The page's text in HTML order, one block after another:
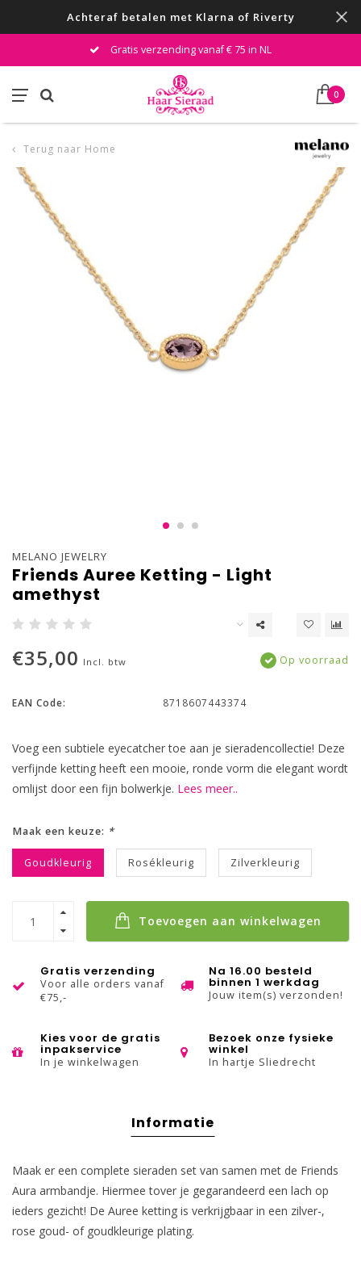
Achteraf betalen met Klarna of Riverty
Gratis verzending vanaf € 75 in NL
0
Terug naar Home
MELANO JEWELRY
Friends Auree Ketting - Light
amethyst
€35,00 Incl. btw Op voorraad
EAN Code: 8718607443374
Voeg een subtiele eyecatcher toe aan je sieradencollectie! Deze
verfijnde ketting heeft een mooie, ronde vorm die elegant wordt
omlijst door een fijn bolwerkje. Lees meer..
Maak een keuze: *
Goudkleurig Rosékleurig Zilverkleurig
Toevoegen aan winkelwagen
Gratis verzending
Voor alle orders vanaf
€75,-
Na 16.00 besteld
binnen 1 werkdag
Jouw item(s) verzonden!
Kies voor de gratis
inpakservice
In je winkelwagen
Bezoek onze fysieke
winkel
In hartje Sliedrecht
Informatie
Maak er een complete sieraden set van samen met de Friends
Aura armbandje. Hiermee tover je gegarandeerd een lach op
ieders gezicht! De Auree ketting is verkrijgbaar in een zilver-,
rose goud- of goudkleurige plating.